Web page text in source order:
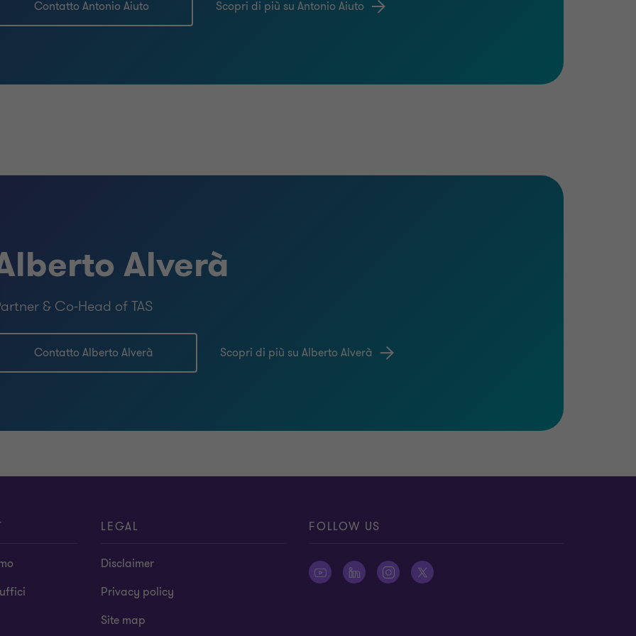
Contatto Antonio Aiuto Scopri di più su Antonio Aiuto
Alverà
& Co-Head of TAS
Contatto Alberto Alverà Scopri di più su Alberto Alverà
LEGAL
Disclaimer
Privacy policy
Site map
FOLLOW US